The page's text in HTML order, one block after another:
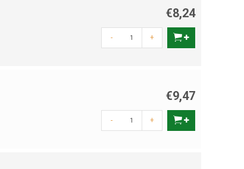
€8,24
- +
€9,47
- +